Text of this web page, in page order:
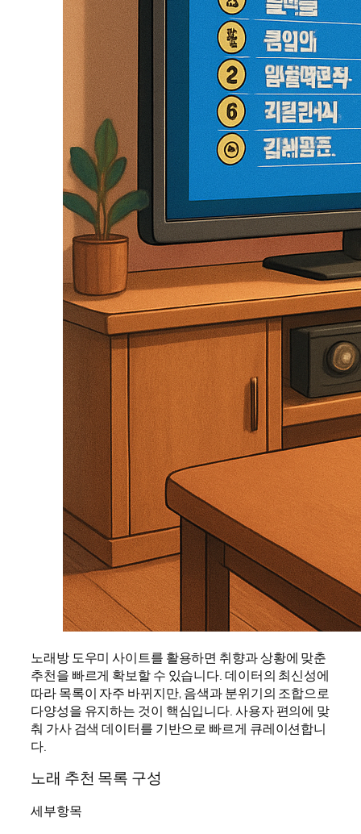
노래방 도우미 사이트를 활용하면 취향과 상황에 맞춘
추천을 빠르게 확보할 수 있습니다. 데이터의 최신성에
따라 목록이 자주 바뀌지만, 음색과 분위기의 조합으로
다양성을 유지하는 것이 핵심입니다. 사용자 편의에 맞
춰 가사 검색 데이터를 기반으로 빠르게 큐레이션합니
다.
노래 추천 목록 구성
세부항목